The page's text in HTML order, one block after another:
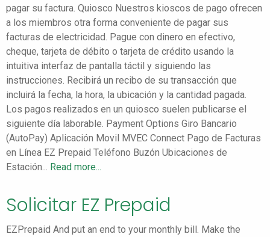
pagar su factura. Quiosco Nuestros kioscos de pago ofrecen
a los miembros otra forma conveniente de pagar sus
facturas de electricidad. Pague con dinero en efectivo,
cheque, tarjeta de débito o tarjeta de crédito usando la
intuitiva interfaz de pantalla táctil y siguiendo las
instrucciones. Recibirá un recibo de su transacción que
incluirá la fecha, la hora, la ubicación y la cantidad pagada.
Los pagos realizados en un quiosco suelen publicarse el
siguiente día laborable. Payment Options Giro Bancario
(AutoPay) Aplicación Movil MVEC Connect Pago de Facturas
en Línea EZ Prepaid Teléfono Buzón Ubicaciones de
Estación... Read more...
Solicitar EZ Prepaid
EZPrepaid And put an end to your monthly bill. Make the